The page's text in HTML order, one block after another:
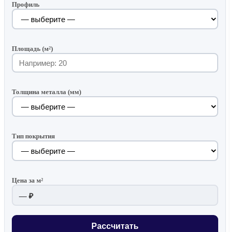
Профиль
Площадь (м²)
Толщина металла (мм)
Тип покрытия
Цена за м²
— ₽
Рассчитать